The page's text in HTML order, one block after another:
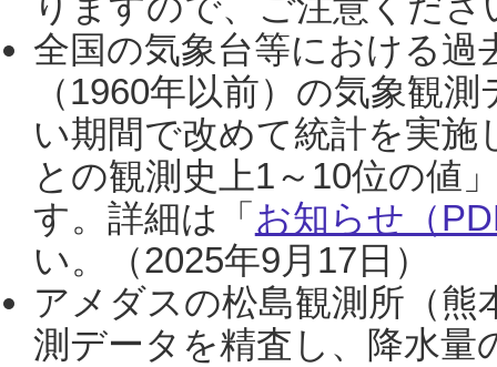
全国の気象台等における過
（1960年以前）の気象観
い期間で改めて統計を実
との観測史上1～10位の値
す。詳細は「 お知らせ（
い。（2025年9月17日）
アメダスの松島観測所（熊
測データを精査し、降水